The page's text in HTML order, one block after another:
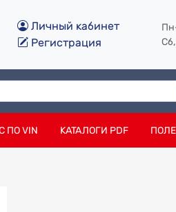
Личный кабинет
Регистрация
ПО VIN КАТАЛОГИ PDF